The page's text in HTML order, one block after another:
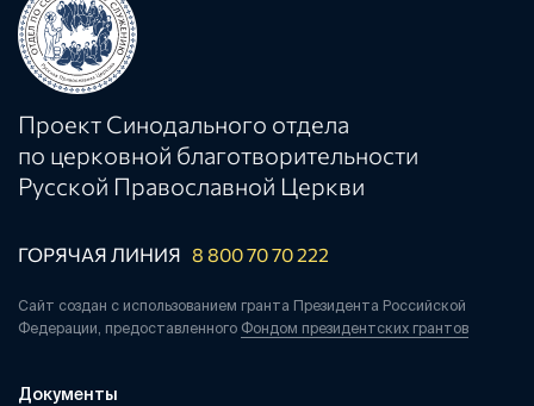
Проект Синодального отдела
по церковной благотворительности
Русской Православной Церкви
ГОРЯЧАЯ ЛИНИЯ 8 800 70 70 222
Сайт создан с использованием гранта Президента Российской
Федерации, предоставленного Фондом президентских грантов
Документы